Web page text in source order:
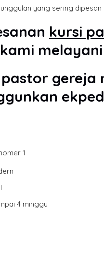
yang sering
kursi
gereja
1
4 minggu